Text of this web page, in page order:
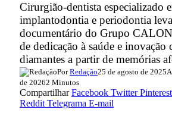
Cirurgião-dentista especializado
implantodontia e periodontia
documentário do Grupo
de dedicação à saúde e inovação
diamantes a partir de memórias
Por Redação25 de agosto de 2025
de 20262 Minutos
CompartilharFacebook Twitter Pinterest
Reddit Telegrama E-mail